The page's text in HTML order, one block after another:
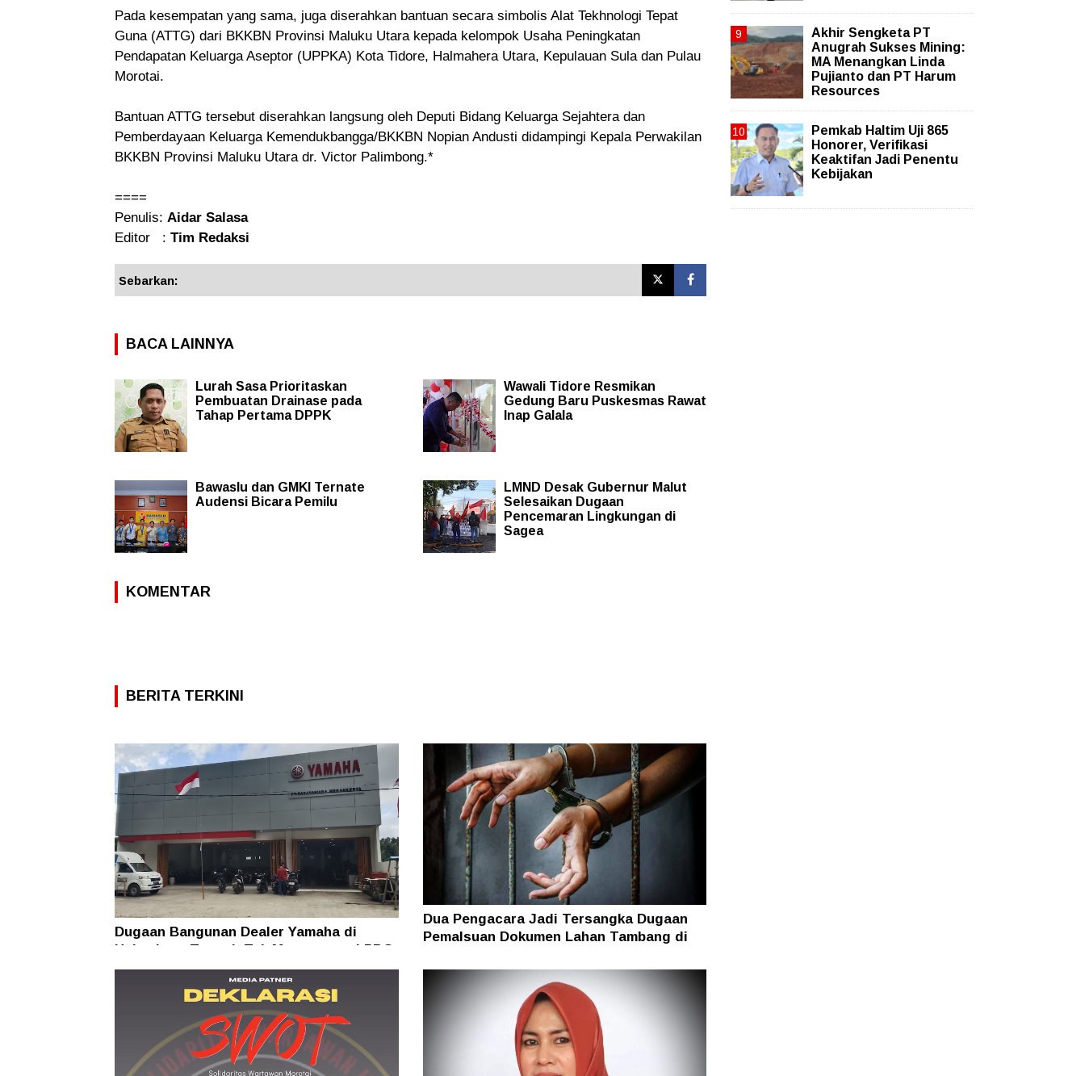
Pada kesempatan yang sama, juga diserahkan bantuan secara simbolis Alat Tekhnologi Tepat
Guna (ATTG) dari BKKBN Provinsi Maluku Utara kepada kelompok Usaha Peningkatan
Pendapatan Keluarga Aseptor (UPPKA) Kota Tidore, Halmahera Utara, Kepulauan Sula dan Pulau
Morotai.
Bantuan ATTG tersebut diserahkan langsung oleh Deputi Bidang Keluarga Sejahtera dan
Pemberdayaan Keluarga Kemendukbangga/BKKBN Nopian Andusti didampingi Kepala Perwakilan
BKKBN Provinsi Maluku Utara dr. Victor Palimbong.*
====
Penulis: Aidar Salasa
Editor : Tim Redaksi
Sebarkan:
BACA LAINNYA
Lurah Sasa Prioritaskan
Pembuatan Drainase pada
Tahap Pertama DPPK
Wawali Tidore Resmikan
Gedung Baru Puskesmas Rawat
Inap Galala
Bawaslu dan GMKI Ternate
Audensi Bicara Pemilu
LMND Desak Gubernur Malut
Selesaikan Dugaan
Pencemaran Lingkungan di
Sagea
KOMENTAR
BERITA TERKINI
Dugaan Bangunan Dealer Yamaha di
Halmahera Tengah Tak Mengantongi PBG
Dua Pengacara Jadi Tersangka Dugaan
Pemalsuan Dokumen Lahan Tambang di
Akhir Sengketa PT
Anugrah Sukses Mining:
MA Menangkan Linda
Pujianto dan PT Harum
Resources
Pemkab Haltim Uji 865
Honorer, Verifikasi
Keaktifan Jadi Penentu
Kebijakan